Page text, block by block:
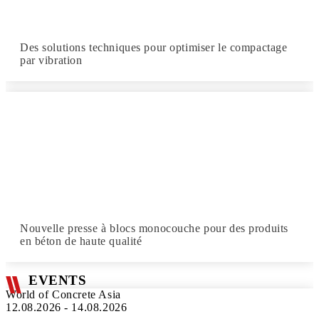
Des solutions techniques pour optimiser le compactage
par vibration
Nouvelle presse à blocs monocouche pour des produits
en béton de haute qualité
EVENTS
World of Concrete Asia
12.08.2026 - 14.08.2026